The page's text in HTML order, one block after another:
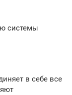
системы
в себе все